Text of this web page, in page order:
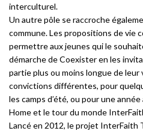
interculturel.
Un autre pôle se raccroche
commune. Les propositions de vie
permettre aux jeunes qui le
démarche de Coexister en les
partie plus ou moins longue de leur
convictions différentes, pour
les camps d’été, ou pour une
Home et le tour du monde
Lancé en 2012, le projet InterFaith